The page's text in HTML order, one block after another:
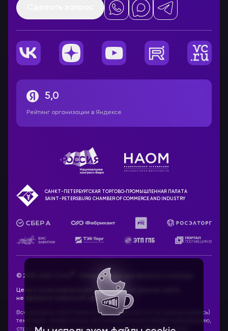
5,0
Рейтинг организации в Яндексе
САНКТ-ПЕТЕРБУРГСКАЯ ТОРГОВО‑ПРОМЫШЛЕННАЯ ПАЛАТА
SAINT-PETERSBURG CHAMBER OF COMMERCE AND INDUSTRY
© 2010-2025 Cromi . Оборудование для бизнеса и культуры
Цены и иная информация, указанные на данном сайте,
не являются публичной офертой.
Все ресурсы сайта www.cromi.ru, включая (но не ограничиваясь)
текстовую, графическую, фотографическую и видео информацию,
структуру, дизайн и оформление страниц, товарные знаки,